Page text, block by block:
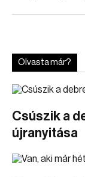
Olvasta már?
Csúszik a
újranyitása